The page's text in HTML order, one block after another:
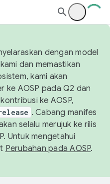
dengan model
dan memastikan
kami akan
ke AOSP pada Q2 dan
ke AOSP,
. Cabang manifes
selalu merujuk ke rilis
Untuk mengetahui
Perubahan pada AOSP.